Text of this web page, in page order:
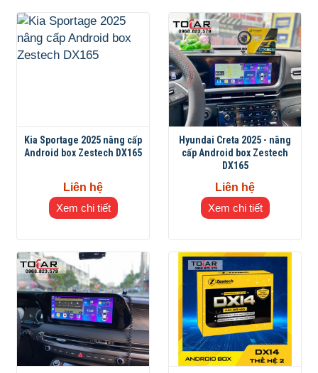
Kia Sportage 2025 nâng cấp
Android box Zestech DX165
Liên hệ
Xem chi tiết
Hyundai Creta 2025 - nâng
cấp Android box Zestech
DX165
Liên hệ
Xem chi tiết